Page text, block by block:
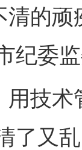
的
纪委
技术
了又